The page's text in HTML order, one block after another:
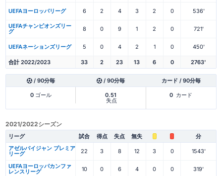
UEFAヨーロッパリーグ 6 2 4 3 2 0 536'
UEFAチャンピオンズリー
グ 8 0 9 1 2 0 721'
UEFAネーションズリーグ 5 0 4 2 1 0 450'
合計 2022/2023 33 2 23 13 6 0 2763'
/ 90分毎 / 90分毎 カード / 90分毎
0ゴール 0.51
失点
0 カード
2021/2022シーズン
リーグ 試合 得点 失点 無失
分
アゼルバイジャン プレミア
リーグ 22 3 8 12 3 0 1543'
UEFAヨーロッパカンファ
レンスリーグ 10 0 6 4 0 0 319'